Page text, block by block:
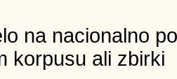
na nacionalno
korpusu ali zbirki